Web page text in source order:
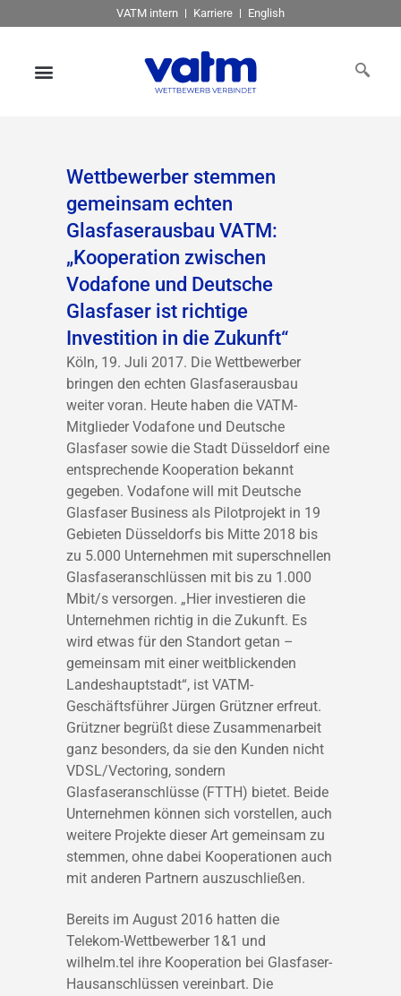
VATM intern Karriere English
Wettbewerber stemmen
gemeinsam echten
Glasfaserausbau VATM:
„Kooperation zwischen
Vodafone und Deutsche
Glasfaser ist richtige
Investition in die Zukunft“
Köln, 19. Juli 2017. Die Wettbewerber
bringen den echten Glasfaserausbau
weiter voran. Heute haben die VATM-
Mitglieder Vodafone und Deutsche
Glasfaser sowie die Stadt Düsseldorf eine
entsprechende Kooperation bekannt
gegeben. Vodafone will mit Deutsche
Glasfaser Business als Pilotprojekt in 19
Gebieten Düsseldorfs bis Mitte 2018 bis
zu 5.000 Unternehmen mit superschnellen
Glasfaseranschlüssen mit bis zu 1.000
Mbit/s versorgen. „Hier investieren die
Unternehmen richtig in die Zukunft. Es
wird etwas für den Standort getan –
gemeinsam mit einer weitblickenden
Landeshauptstadt“, ist VATM-
Geschäftsführer Jürgen Grützner erfreut.
Grützner begrüßt diese Zusammenarbeit
ganz besonders, da sie den Kunden nicht
VDSL/Vectoring, sondern
Glasfaseranschlüsse (FTTH) bietet. Beide
Unternehmen können sich vorstellen, auch
weitere Projekte dieser Art gemeinsam zu
stemmen, ohne dabei Kooperationen auch
mit anderen Partnern auszuschließen.
Bereits im August 2016 hatten die
Telekom-Wettbewerber 1&1 und
wilhelm.tel ihre Kooperation bei Glasfaser-
Hausanschlüssen vereinbart. Die